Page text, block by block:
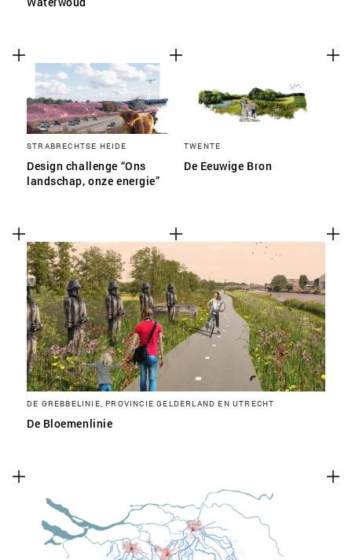
STRABRECHTSE HEIDE
Design challenge “Ons
landschap, onze energie”
TWENTE
De Eeuwige Bron
DE GREBBELINIE, PROVINCIE GELDERLAND EN UTRECHT
De Bloemenlinie